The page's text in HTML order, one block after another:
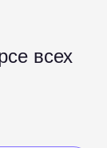
всех